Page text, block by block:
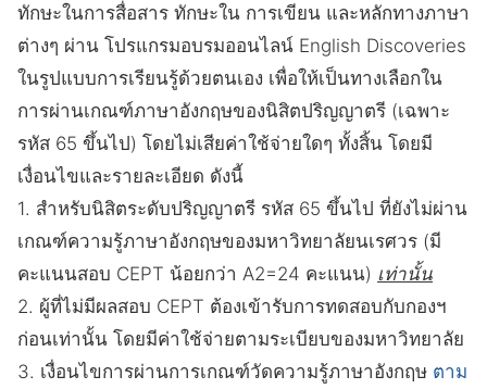
ทักษะในการสื่อสาร ทักษะใน การเขียน และหลักทางภาษา
ต่างๆ ผ่าน โปรแกรมอบรมออนไลน์ English Discoveries
ในรูปแบบการเรียนรู้ด้วยตนเอง เพื่อให้เป็นทางเลือกใน
การผ่านเกณฑ์ภาษาอังกฤษของนิสิตปริญญาตรี (เฉพาะ
รหัส 65 ขึ้นไป) โดยไม่เสียค่าใช้จ่ายใดๆ ทั้งสิ้น โดยมี
เงื่อนไขและรายละเอียด ดังนี้
1. สำหรับนิสิตระดับปริญญาตรี รหัส 65 ขึ้นไป ที่ยังไม่ผ่าน
เกณฑ์ความรู้ภาษาอังกฤษของมหาวิทยาลัยนเรศวร (มี
คะแนนสอบ CEPT น้อยกว่า A2=24 คะแนน) เท่านั้น
2. ผู้ที่ไม่มีผลสอบ CEPT ต้องเข้ารับการทดสอบกับกองฯ
ก่อนเท่านั้น โดยมีค่าใช้จ่ายตามระเบียบของมหาวิทยาลัย
3. เงื่อนไขการผ่านการเกณฑ์วัดความรู้ภาษาอังกฤษ ตาม